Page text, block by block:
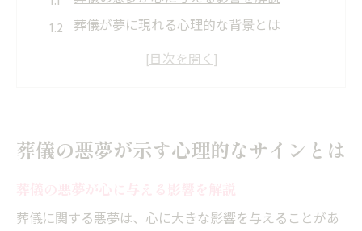
葬儀が夢に現れる心理的な背景とは
葬儀の夢が示す不安や変化の兆し
葬儀の夢から知る心理的サインの特徴
夢で見る葬儀の意味と心の整え方
夢に現れる葬儀が伝える心の整理法
葬儀の悪夢が示す心理的なサインとは
葬儀に関する悪夢は、心に大きな影響を与えることがあ